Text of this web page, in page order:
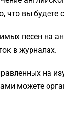
что вы будете
песен на
в журналах.
на
можете